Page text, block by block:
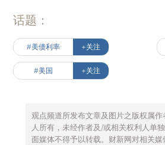
话题：
#美债利率 +关注
#美国 +关注
观点频道所发布文章及图片之版权属
人所有，未经作者及/或相关权利人单
面媒体不得予以转载。财新网对相关